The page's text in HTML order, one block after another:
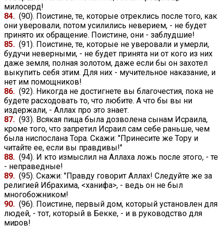
милосерд!
84. (90). Поистине, те, которые отреклись после того, как
они уверовали, потом усилились неверием, - не будет
принято их обращение. Поистине, они - заблудшие!
85. (91). Поистине, те, которые не уверовали и умерли,
будучи неверными, - не будет принята ни от кого из них
даже земля, полная золотом, даже если бы он захотел
выкупить себя этим. Для них - мучительное наказание, и
нет им помощников!
86. (92). Никогда не достигнете вы благочестия, пока не
будете расходовать то, что любите. А что бы вы ни
издержали, - Аллах про это знает.
87. (93). Всякая пища была дозволена сынам Исраила,
кроме того, что запретил Исраил сам себе раньше, чем
была ниспослана Тора. Скажи: "Принесите же Тору и
читайте ее, если вы правдивы!"
88. (94). И кто измыслил на Аллаха ложь после этого, - те
- неправедные!
89. (95). Скажи: "Правду говорит Аллах! Следуйте же за
религией Ибрахима, <ханифа>, - ведь он не был
многобожником!
90. (96). Поистине, первый дом, который установлен для
людей, - тот, который в Бекке, - и в руководство для
миров!